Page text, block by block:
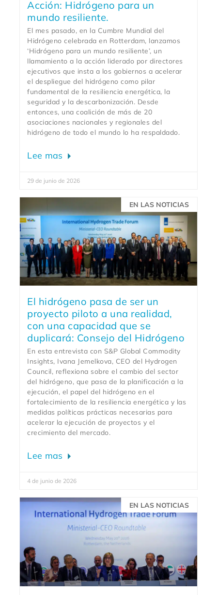
Acción: Hidrógeno para un
mundo resiliente.
El mes pasado, en la Cumbre Mundial del
Hidrógeno celebrada en Rotterdam, lanzamos
‘Hidrógeno para un mundo resiliente’, un
llamamiento a la acción liderado por directores
ejecutivos que insta a los gobiernos a acelerar
el despliegue del hidrógeno como pilar
fundamental de la resiliencia energética, la
seguridad y la descarbonización. Desde
entonces, una coalición de más de 20
asociaciones nacionales y regionales del
hidrógeno de todo el mundo lo ha respaldado.
Lee mas
29 de junio de 2026
EN LAS NOTICIAS
El hidrógeno pasa de ser un
proyecto piloto a una realidad,
con una capacidad que se
duplicará: Consejo del Hidrógeno
En esta entrevista con S&P Global Commodity
Insights, Ivana Jemelkova, CEO del Hydrogen
Council, reflexiona sobre el cambio del sector
del hidrógeno, que pasa de la planificación a la
ejecución, el papel del hidrógeno en el
fortalecimiento de la resiliencia energética y las
medidas políticas prácticas necesarias para
acelerar la ejecución de proyectos y el
crecimiento del mercado.
Lee mas
4 de junio de 2026
EN LAS NOTICIAS